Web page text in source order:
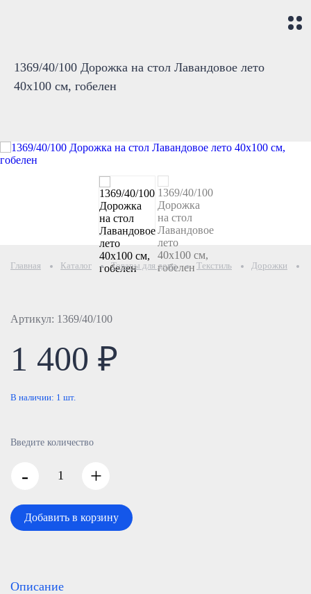
1369/40/100 Дорожка на стол Лавандовое лето
40х100 см, гобелен
Главная Каталог Товары для дома Текстиль Дорожки
Артикул: 1369/40/100
1 400 ₽
В наличии: 1 шт.
Введите количество
- +
Добавить в корзину
Описание